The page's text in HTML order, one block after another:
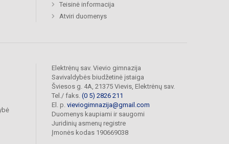
Teisinė informacija
Atviri duomenys
Elektrėnų sav. Vievio gimnazija
Savivaldybės biudžetinė įstaiga
Šviesos g. 4A, 21375 Vievis, Elektrėnų sav.
Tel./ faks. (0 5) 2826 211
El. p. vieviogimnazija@gmail.com
Duomenys kaupiami ir saugomi
Juridinių asmenų registre
Įmonės kodas 190669038